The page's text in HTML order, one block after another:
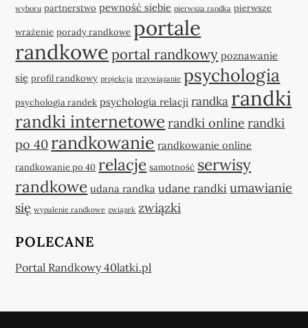
wyboru partnerstwo pewność siebie pierwsza randka pierwsze
wrażenie porady randkowe portale
randkowe portal randkowy poznawanie
się profil randkowy projekcja przywiązanie psychologia
psychologia randek psychologia relacji randka randki
randki internetowe randki online randki
po 40 randkowanie randkowanie online
randkowanie po 40 relacje samotność serwisy
randkowe udana randka udane randki umawianie
się wypalenie randkowe związek związki
POLECANE
Portal Randkowy 40latki.pl